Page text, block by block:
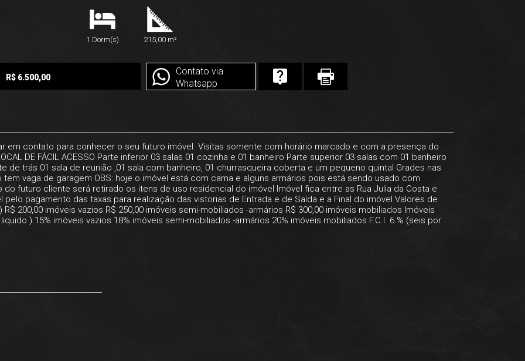
1 Dorm(s) 215,00 m²
R$ 6.500,00
Contato via
Whatsapp
em contato para conhecer o seu futuro imóvel. Visitas somente com horário marcado e com a presença do
DE FÁCIL ACESSO Parte inferior 03 salas 01 cozinha e 01 banheiro Parte superior 03 salas com 01 banheiro
de trás 01 sala de reunião ,01 sala com banheiro, 01 churrasqueira coberta e um pequeno quintal Grades nas
vaga de garagem OBS: hoje o imóvel está com cama e alguns armários pois está sendo usado com
futuro cliente será retirado os itens de uso residencial do imóvel Imóvel fica entre as Rua Julia da Costa e
pelo pagamento das taxas para realização das vistorias de Entrada e de Saída e a Final do imóvel Valores de
200,00 imóveis vazios R$ 250,00 imóveis semi-mobiliados -armários R$ 300,00 imóveis mobiliados Imóveis
) 15% imóveis vazios 18% imóveis semi-mobiliados -armários 20% imóveis mobiliados F.C.I. 6 % (seis por